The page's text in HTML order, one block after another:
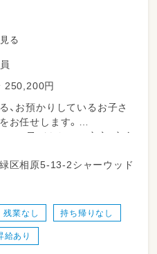
る
250,200円
、お預かりしているお子さ
お任せします。
て、子どもたちの安心・安全
ていただくお仕事です♪
さまの温かいお出迎えと見
、戸外活動での安全な見守り
え、トイレなどの生活サポ
区相原5-13-2シャーウッド
残業なし 持ち帰りなし
給あり